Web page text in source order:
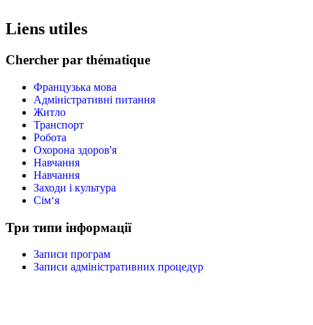
Liens utiles
Chercher par thématique
Французька мова
Адміністративні питання
Житло
Транспорт
Робота
Охорона здоров'я
Навчання
Навчання
Заходи і культура
Сім‘я
Три типи інформації
Записи програм
Записи адміністративних процедур